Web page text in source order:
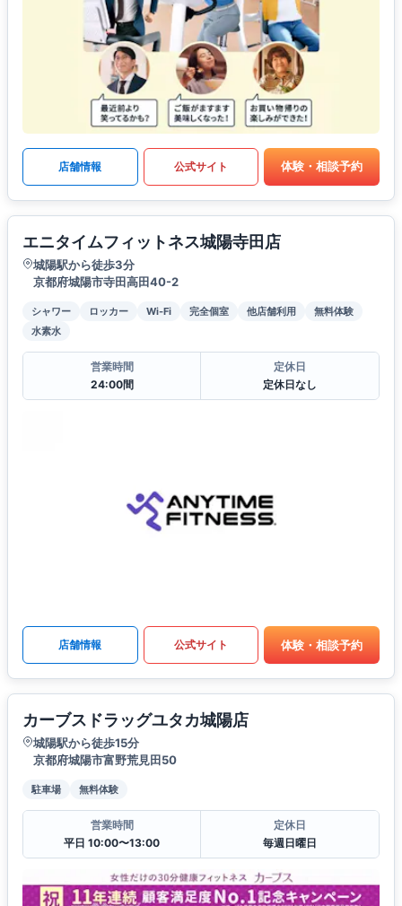
店舗情報 公式サイト 体験・相談予約
エニタイムフィットネス城陽寺田店
城陽駅から徒歩3分
京都府城陽市寺田高田40-2
シャワー ロッカー Wi-Fi 完全個室 他店舗利用
無料体験
水素水
営業時間
24:00間
定休日
定休日なし
店舗情報 公式サイト 体験・相談予約
カーブスドラッグユタカ城陽店
城陽駅から徒歩15分
京都府城陽市富野荒見田50
駐車場 無料体験
営業時間
平日 10:00〜13:00
定休日
毎週日曜日